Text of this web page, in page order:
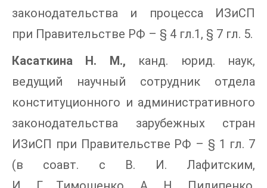
законодательства и процесса ИЗиСП
при Правительстве РФ – § 4 гл.1, § 7 гл. 5.
Касаткина Н. М., канд. юрид. наук,
ведущий научный сотрудник отдела
конституционного и административного
законодательства зарубежных стран
ИЗиСП при Правительстве РФ – § 1 гл. 7
(в соавт. с В. И. Лафитским,